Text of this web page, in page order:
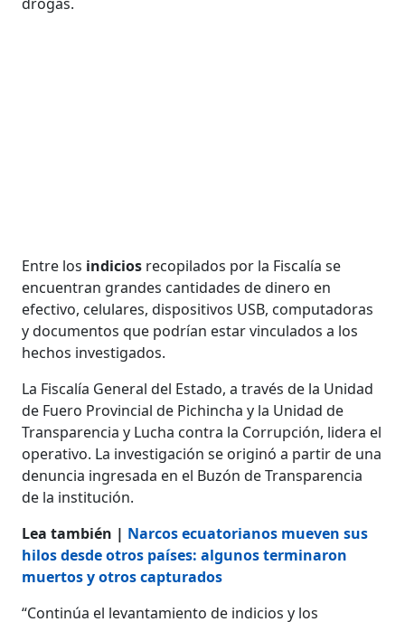
Entre los indicios recopilados por la Fiscalía se
encuentran grandes cantidades de dinero en
efectivo, celulares, dispositivos USB, computadoras
y documentos que podrían estar vinculados a los
hechos investigados.
La Fiscalía General del Estado, a través de la Unidad
de Fuero Provincial de Pichincha y la Unidad de
Transparencia y Lucha contra la Corrupción, lidera el
operativo. La investigación se originó a partir de una
denuncia ingresada en el Buzón de Transparencia
de la institución.
Lea también | Narcos ecuatorianos mueven sus
hilos desde otros países: algunos terminaron
muertos y otros capturados
“Continúa el levantamiento de indicios y los